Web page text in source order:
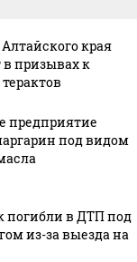
края
призывах к
предприятие
под видом
погибли в ДТП под
из-за выезда на